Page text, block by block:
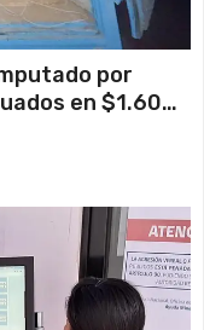
por
en $1.600